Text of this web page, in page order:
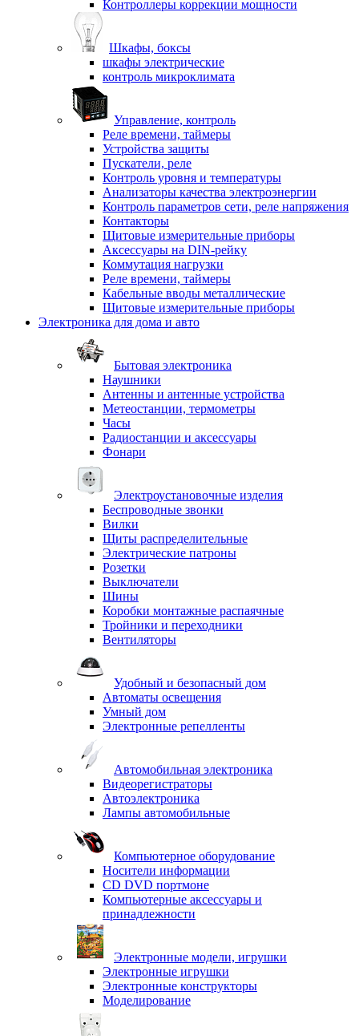
Контроллеры коррекции мощности
Шкафы, боксы
шкафы электрические
контроль микроклимата
Управление, контроль
Реле времени, таймеры
Устройства защиты
Пускатели, реле
Контроль уровня и температуры
Анализаторы качества электроэнергии
Контроль параметров сети, реле напряжения
Контакторы
Щитовые измерительные приборы
Аксессуары на DIN-рейку
Коммутация нагрузки
Реле времени, таймеры
Кабельные вводы металлические
Щитовые измерительные приборы
Электроника для дома и авто
Бытовая электроника
Наушники
Антенны и антенные устройства
Метеостанции, термометры
Часы
Радиостанции и аксессуары
Фонари
Электроустановочные изделия
Беспроводные звонки
Вилки
Щиты распределительные
Электрические патроны
Розетки
Выключатели
Шины
Коробки монтажные распаячные
Тройники и переходники
Вентиляторы
Удобный и безопасный дом
Автоматы освещения
Умный дом
Электронные репелленты
Автомобильная электроника
Видеорегистраторы
Автоэлектроника
Лампы автомобильные
Компьютерное оборудование
Носители информации
CD DVD портмоне
Компьютерные аксессуары и
принадлежности
Электронные модели, игрушки
Электронные игрушки
Электронные конструкторы
Моделирование